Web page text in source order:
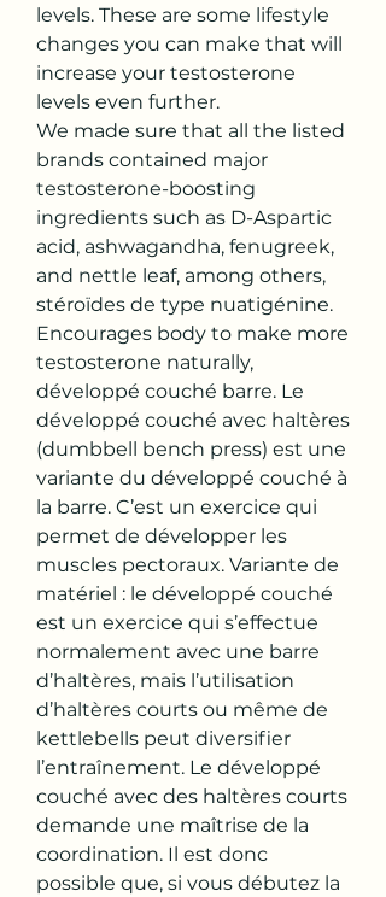
levels. These are some lifestyle
changes you can make that will
increase your testosterone
levels even further.
We made sure that all the listed
brands contained major
testosterone-boosting
ingredients such as D-Aspartic
acid, ashwagandha, fenugreek,
and nettle leaf, among others,
stéroïdes de type nuatigénine.
Encourages body to make more
testosterone naturally,
développé couché barre. Le
développé couché avec haltères
(dumbbell bench press) est une
variante du développé couché à
la barre. C’est un exercice qui
permet de développer les
muscles pectoraux. Variante de
matériel : le développé couché
est un exercice qui s’effectue
normalement avec une barre
d’haltères, mais l’utilisation
d’haltères courts ou même de
kettlebells peut diversifier
l’entraînement. Le développé
couché avec des haltères courts
demande une maîtrise de la
coordination. Il est donc
possible que, si vous débutez la